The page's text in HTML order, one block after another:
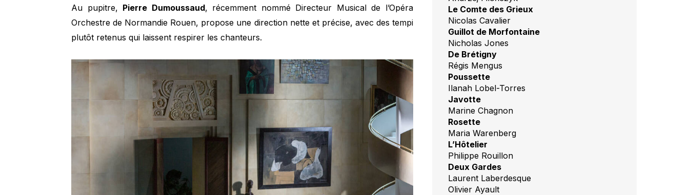
Au pupitre, Pierre Dumoussaud, récemment nommé Directeur Musical de l’Opéra
Orchestre de Normandie Rouen, propose une direction nette et précise, avec des tempi
plutôt retenus qui laissent respirer les chanteurs.
Le Comte des Grieux
Nicolas Cavalier
Guillot de Morfontaine
Nicholas Jones
De Brétigny
Régis Mengus
Poussette
Ilanah Lobel-Torres
Javotte
Marine Chagnon
Rosette
Maria Warenberg
L’Hôtelier
Philippe Rouillon
Deux Gardes
Laurent Laberdesque
Olivier Ayault